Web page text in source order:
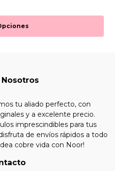
tu aliado perfecto, con
y a excelente precio.
imprescindibles para tus
de envíos rápidos a todo
cobre vida con Noor!